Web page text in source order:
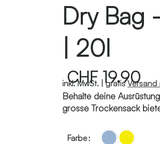
Dry Bag
| 20l
CHF19.90
inkl. MwSt. | gratisVersand
Behalte deine
grosse Trockensack
Farbe